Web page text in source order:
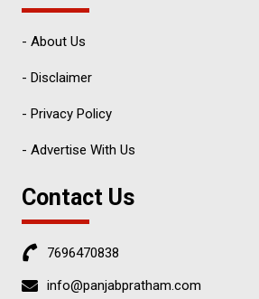
- About Us
- Disclaimer
- Privacy Policy
- Advertise With Us
Contact Us
7696470838
info@panjabpratham.com